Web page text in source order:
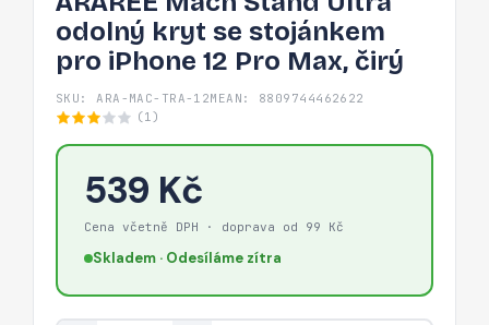
odolný kryt se stojánkem
pro iPhone 12 Pro Max, čirý
SKU: ARA-MAC-TRA-12M EAN: 8809744462622
(1)
539 Kč
Cena včetně DPH · doprava od 99 Kč
Skladem · Odesíláme zítra